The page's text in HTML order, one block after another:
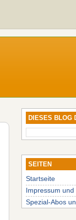
DIESES BLOG
SEITEN
Startseite
Impressum
Spezial-Abos